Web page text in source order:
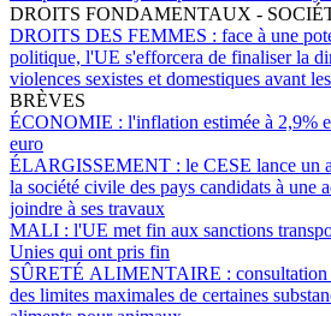
DROITS FONDAMENTAUX -
DROITS DES FEMMES : face à une
politique, l'UE s'efforcera de finaliser la
violences sexistes et domestiques avant
BRÈVES
ÉCONOMIE : l'inflation estimée à 2,9%
euro
ÉLARGISSEMENT : le CESE lance un
la société civile des pays candidats à une
joindre à ses travaux
MALI : l'UE met fin aux sanctions
Unies qui ont pris fin
SÛRETÉ ALIMENTAIRE :
des limites maximales de certaines